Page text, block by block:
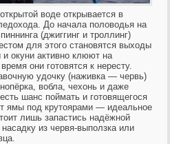
воде открывается в
До начала половодья на
(джиггинг и троллинг)
для этого становятся выходы
окуни активно клюют на
они готовятся к нересту.
удочку (наживка — червь)
вобла, чехонь и даже
шанс поймать и готовящегося
ямы под крутоярами — идеальное
лишь запастись надёжной
из червя-выползка или